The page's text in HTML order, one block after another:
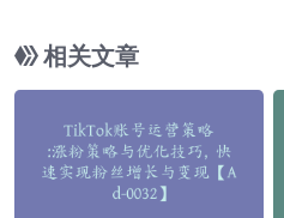
相关文章